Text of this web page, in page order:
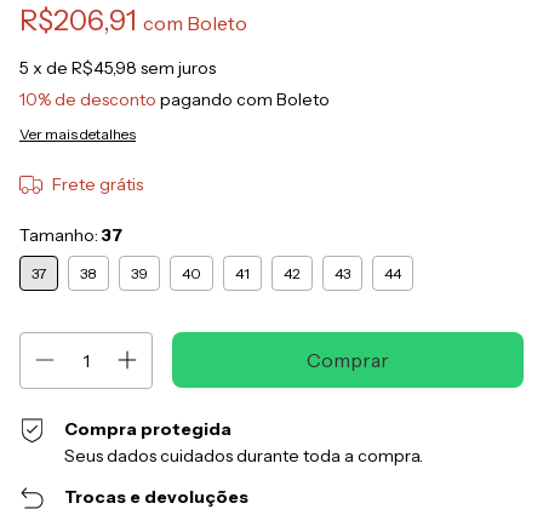
R$206,91 com Boleto
5 x de R$45,98 sem juros
10% de desconto pagando com Boleto
Ver mais detalhes
Frete grátis
Tamanho: 37
37 38 39 40 41 42 43 44
Compra protegida
Seus dados cuidados durante toda a compra.
Trocas e devoluções